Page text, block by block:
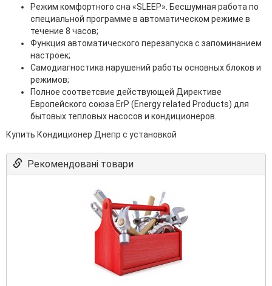
Режим комфортного сна «SLЕЕР». Бесшумная работа по
специальной программе в автоматическом режиме в
течение 8 часов;
Функция автоматического перезапуска с запоминанием
настроек;
Самодиагностика нарушений работы основных блоков и
режимов;
Полное соответсвие действующей Директиве
Европейского союза ErP (Energy related Products) для
бытовых тепловых насосов и кондиционеров.
Купить Кондиционер Днепр с установкой
Рекомендовані товари